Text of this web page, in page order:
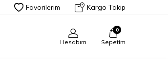
Favorilerim Kargo Takip
Hesabım
0
Sepetim